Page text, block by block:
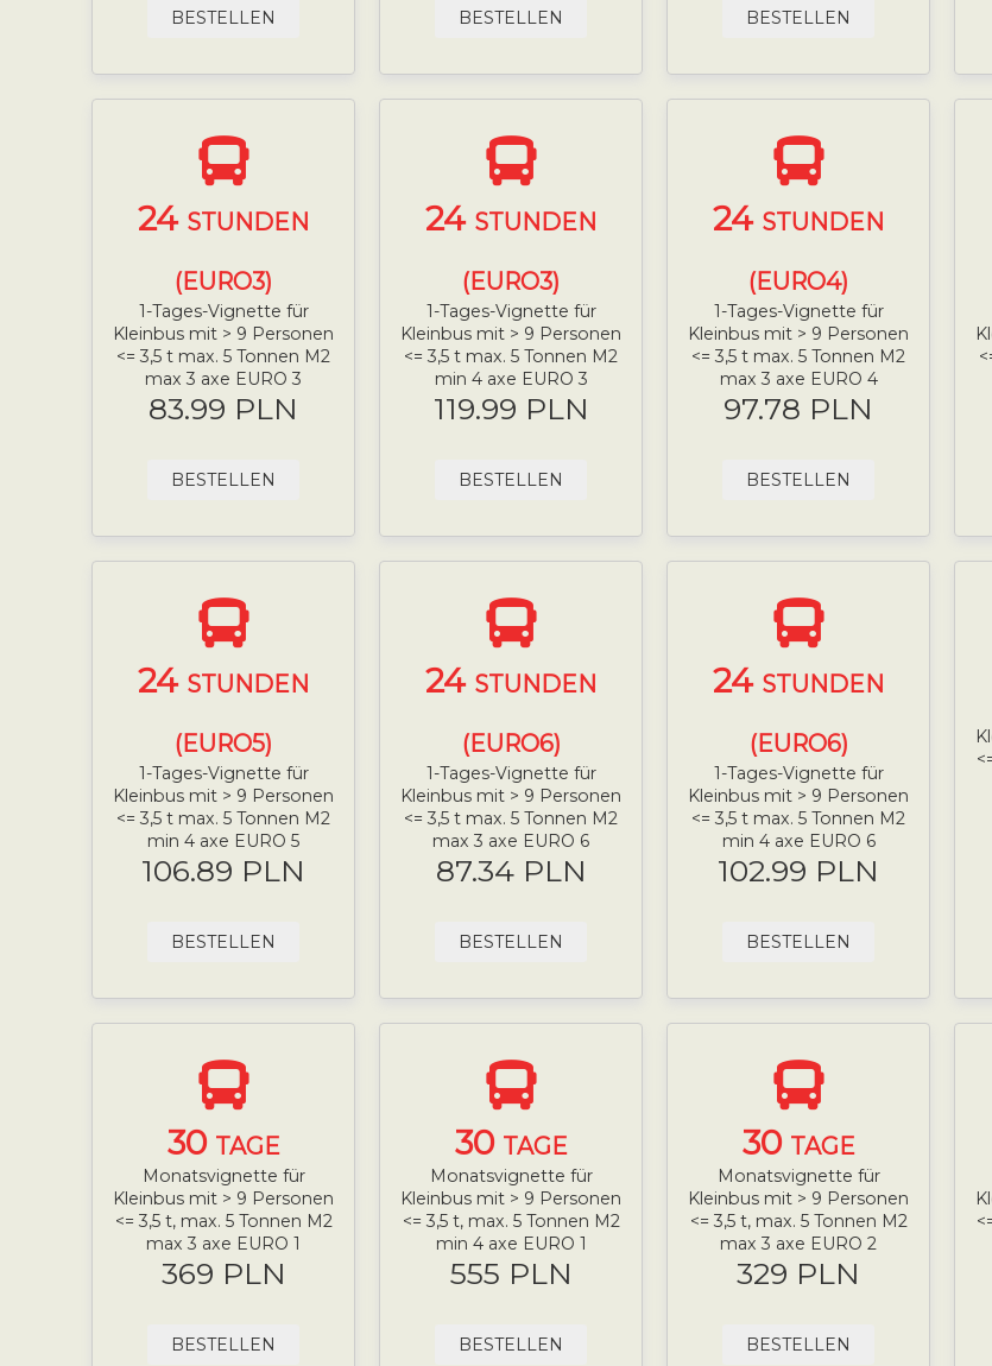
BESTELLEN BESTELLEN BESTELLEN
24 STUNDEN
(EURO3)
1-Tages-Vignette für
Kleinbus mit > 9 Personen
<= 3,5 t max. 5 Tonnen M2
max 3 axe EURO 3
83.99 PLN
BESTELLEN
24 STUNDEN
(EURO3)
1-Tages-Vignette für
Kleinbus mit > 9 Personen
<= 3,5 t max. 5 Tonnen M2
min 4 axe EURO 3
119.99 PLN
BESTELLEN
24 STUNDEN
(EURO4)
1-Tages-Vignette für
Kleinbus mit > 9 Personen
<= 3,5 t max. 5 Tonnen M2
max 3 axe EURO 4
97.78 PLN
BESTELLEN
24 STUNDEN
(EURO5)
1-Tages-Vignette für
Kleinbus mit > 9 Personen
<= 3,5 t max. 5 Tonnen M2
min 4 axe EURO 5
106.89 PLN
BESTELLEN
24 STUNDEN
(EURO6)
1-Tages-Vignette für
Kleinbus mit > 9 Personen
<= 3,5 t max. 5 Tonnen M2
max 3 axe EURO 6
87.34 PLN
BESTELLEN
24 STUNDEN
(EURO6)
1-Tages-Vignette für
Kleinbus mit > 9 Personen
<= 3,5 t max. 5 Tonnen M2
min 4 axe EURO 6
102.99 PLN
BESTELLEN
30 TAGE
Monatsvignette für
Kleinbus mit > 9 Personen
<= 3,5 t, max. 5 Tonnen M2
max 3 axe EURO 1
369 PLN
BESTELLEN
30 TAGE
Monatsvignette für
Kleinbus mit > 9 Personen
<= 3,5 t, max. 5 Tonnen M2
min 4 axe EURO 1
555 PLN
BESTELLEN
30 TAGE
Monatsvignette für
Kleinbus mit > 9 Personen
<= 3,5 t, max. 5 Tonnen M2
max 3 axe EURO 2
329 PLN
BESTELLEN